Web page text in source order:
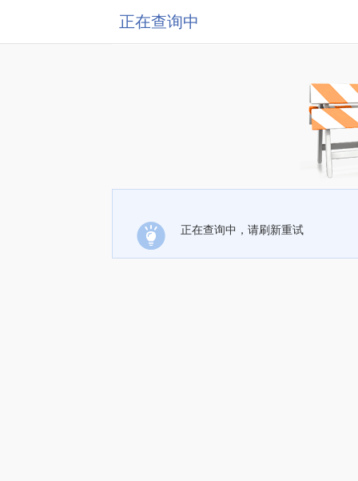
正在查询中
正在查询中，请刷新重试